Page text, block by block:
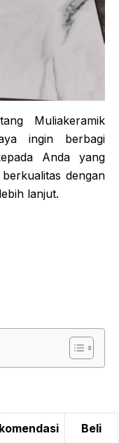
Muliakeramik
ingin berbagi
Anda yang
dengan
lanjut.
Beli